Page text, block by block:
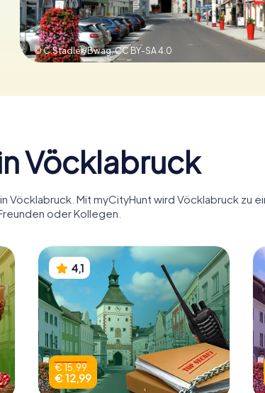
© C.Stadler/Bwag,CC BY-SA 4.0
Vöcklabruck
Mit myCityHunt wird Vöcklabruck zu
oder Kollegen.
4,1
€ 15,99
€ 12,99